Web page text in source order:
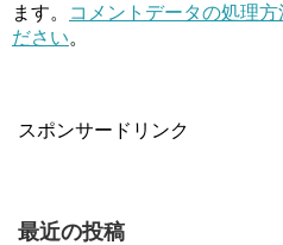
ます。
コメントデータの処理
ださい。
スポンサードリンク
最近の投稿